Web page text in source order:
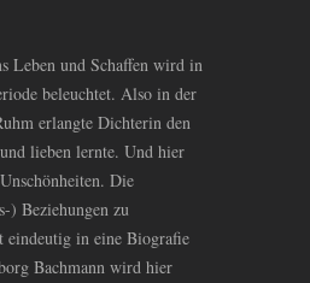
Leben und Schaffen wird in
beleuchtet. Also in der
erlangte Dichterin den
lieben lernte. Und hier
Die
) Beziehungen zu
eindeutig in eine Biografie
Bachmann wird hier